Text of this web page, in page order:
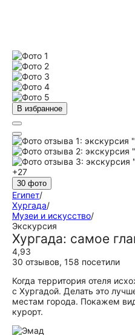
В избранное
+27
30 фото
Египет/
Хургада/
Музеи и искусство/
Экскурсия
Хургада: самое
4,93
30 отзывов, 158 посетили
Когда территория отеля
с Хургадой. Делать это
местам города. Покажем
курорт.